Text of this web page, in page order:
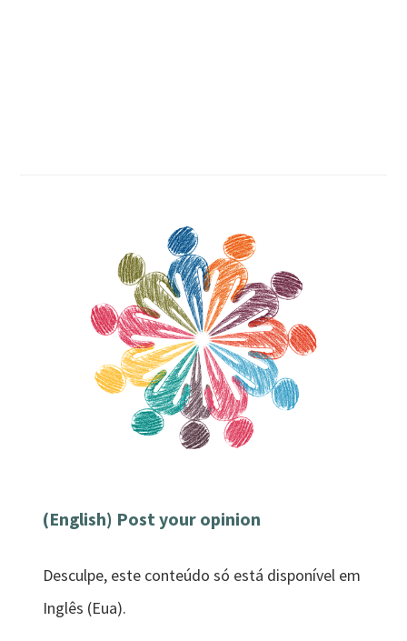
(English) Post your opinion
Desculpe, este conteúdo só está disponível em
Inglês (Eua).